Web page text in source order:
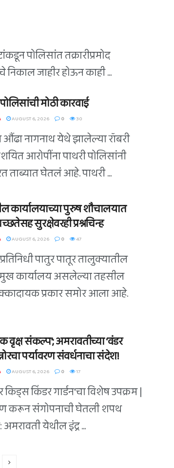
पोलिसांत तक्रारीप्रमोद
निकाल जाहीर होऊन काही ...
मोठी कारवाई
AUGUST 6, 2026 0 30
औंढा नागनाथ येथे झालेल्या रॉबरी
आरोपींना पाथरी पोलिसांनी
ताब्यात घेतलं आहे. पाथरी ...
कार्यालयाच्या पुरुष शौचालयात
सुरक्षेवरही प्रश्नचिन्ह
AUGUST 6, 2026 0 47
पातुर पातूर तालुक्यातील
कार्यालय असलेल्या तहसील
प्रकार समोर आला आहे.
वृक्ष संकल्प’; अमरावतीच्या ‘वंडर
पर्यावरण संवर्धनाचा संदेश!
AUGUST 6, 2026 0 17
किंडर गार्डन'चा विशेष उपक्रम |
करून संगोपनाची घेतली शपथ
अमरावती येथील इंद्र ...